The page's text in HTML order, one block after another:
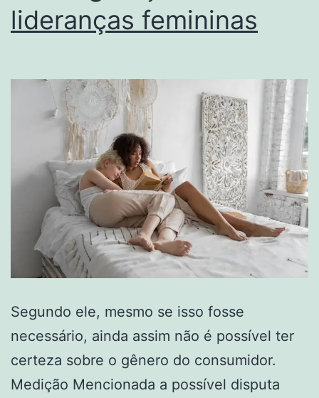
lideranças femininas
Segundo ele, mesmo se isso fosse
necessário, ainda assim não é possível ter
certeza sobre o gênero do consumidor.
Medição Mencionada a possível disputa